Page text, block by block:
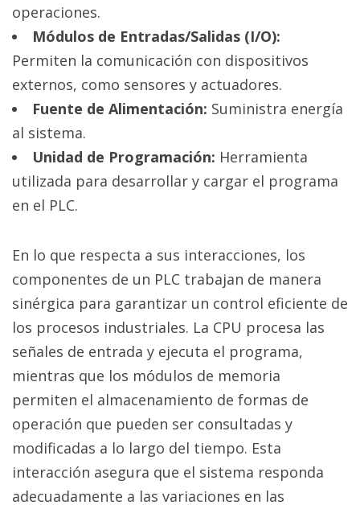
operaciones.
Módulos de Entradas/Salidas (I/O):
Permiten la comunicación con dispositivos
externos, como sensores y actuadores.
Fuente de Alimentación: Suministra energía
al sistema.
Unidad de Programación: Herramienta
utilizada para desarrollar y cargar el programa
en el PLC.
En lo que respecta a sus interacciones, los
componentes de un PLC trabajan de manera
sinérgica para garantizar un control eficiente de
los procesos industriales. La CPU procesa las
señales de entrada y ejecuta el programa,
mientras que los módulos de memoria
permiten el almacenamiento de formas de
operación que pueden ser consultadas y
modificadas a lo largo del tiempo. Esta
interacción asegura que el sistema responda
adecuadamente a las variaciones en las